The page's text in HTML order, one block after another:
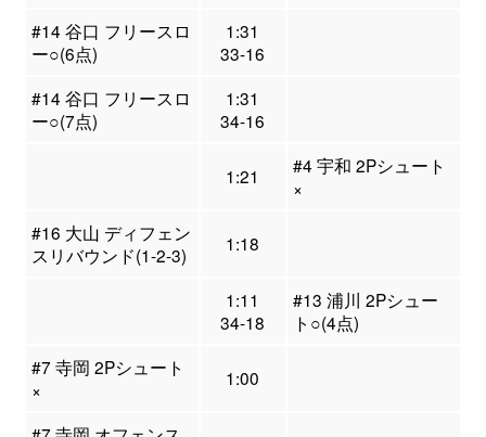
#14 谷口 フリースロ
ー○(6点)
1:31
33-16
#14 谷口 フリースロ
ー○(7点)
1:31
34-16
1:21
#4 宇和 2Pシュート
×
#16 大山 ディフェン
スリバウンド(1-2-3)
1:18
1:11
34-18
#13 浦川 2Pシュー
ト○(4点)
#7 寺岡 2Pシュート
×
1:00